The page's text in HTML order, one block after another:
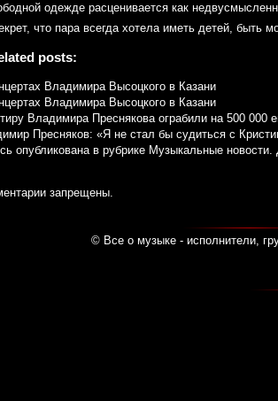
одежде расценивается как
что пара всегда хотела иметь детей, быть
posts:
Владимира Высоцкого в Казани
Владимира Высоцкого в Казани
Владимира Преснякова ограбили на 500 000
Пресняков: «Я не стал бы судиться с
опубликована в рубрике Музыкальные новости.
запрещены.
© Все о музыке - исполнители,